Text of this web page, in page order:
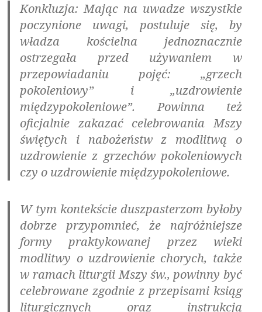
Konkluzja: Mając na uwadze wszystkie
poczynione uwagi, postuluje się, by
władza kościelna jednoznacznie
ostrzegała przed używaniem w
przepowiadaniu pojęć: „grzech
pokoleniowy” i „uzdrowienie
międzypokoleniowe”. Powinna też
oficjalnie zakazać celebrowania Mszy
świętych i nabożeństw z modlitwą o
uzdrowienie z grzechów pokoleniowych
czy o uzdrowienie międzypokoleniowe.
W tym kontekście duszpasterzom byłoby
dobrze przypomnieć, że najróżniejsze
formy praktykowanej przez wieki
modlitwy o uzdrowienie chorych, także
w ramach liturgii Mszy św., powinny być
celebrowane zgodnie z przepisami ksiąg
liturgicznych oraz instrukcją